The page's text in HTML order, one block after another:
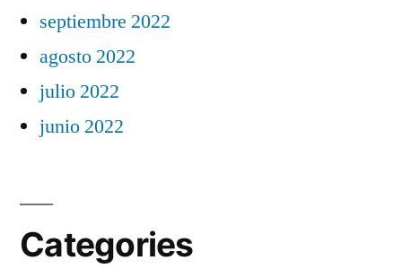
septiembre 2022
agosto 2022
julio 2022
junio 2022
Categories